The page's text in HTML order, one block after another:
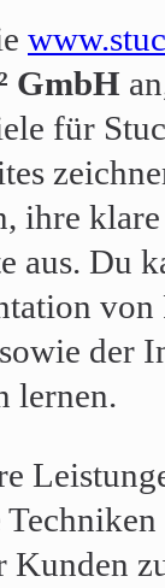
GmbH
für
ihre
aus. Du
der
lernen.